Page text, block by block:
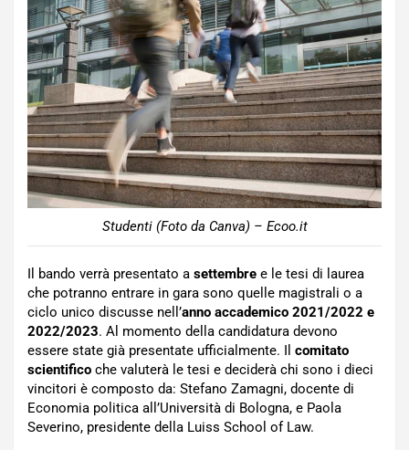
Studenti (Foto da Canva) – Ecoo.it
Il bando verrà presentato a settembre e le tesi di laurea
che potranno entrare in gara sono quelle magistrali o a
ciclo unico discusse nell’anno accademico 2021/2022 e
2022/2023. Al momento della candidatura devono
essere state già presentate ufficialmente. Il comitato
scientifico che valuterà le tesi e deciderà chi sono i dieci
vincitori è composto da: Stefano Zamagni, docente di
Economia politica all’Università di Bologna, e Paola
Severino, presidente della Luiss School of Law.